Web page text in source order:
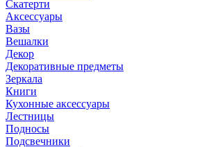
Скатерти
Аксессуары
Вазы
Вешалки
Декор
Декоративные предметы
Зеркала
Книги
Кухонные аксессуары
Лестницы
Подносы
Подсвечники